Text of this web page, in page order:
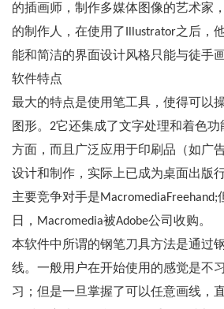
的插画师，制作多媒体图像的艺术家
的制作人，在使用了Illustrator之后，
能和简洁的界面设计风格只能与徒手
软件特点
最大的特点是使用笔工具，使得可以
图形。2它还集成了文字处理和着色
方面，而且广泛应用于印刷品（如广
设计和制作，实际上已成为桌面出版
主要竞争对手是MacromediaFreehand;
日，Macromedia被Adobe公司收购。
本软件中所谓的钢笔刀具方法是通过
线。一般用户在开始使用的感觉是不
习；但是一旦掌握了可以任意画线，